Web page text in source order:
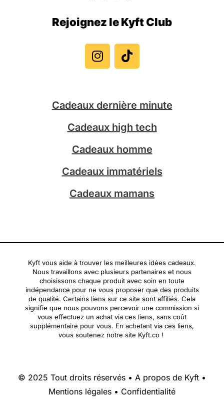
Rejoignez le Kyft Club
n
s
t
r
a
m
i
k
t
Cadeaux dernière minute
Cadeaux high tech
Cadeaux homme
Cadeaux immatériels
Cadeaux mamans
Kyft vous aide à trouver les meilleures idées cadeaux.
Nous travaillons avec plusieurs partenaires et nous
choisissons chaque produit avec soin en toute
indépendance pour ne vous proposer que des produits
de qualité. Certains liens sur ce site sont affiliés. Cela
signifie que nous pouvons percevoir une commission si
vous effectuez un achat via ces liens, sans coût
supplémentaire pour vous. En achetant via ces liens,
vous soutenez notre site Kyft.co !
© 2025 Tout droits réservés • A propos de Kyft •
Mentions légales • Confidentialité